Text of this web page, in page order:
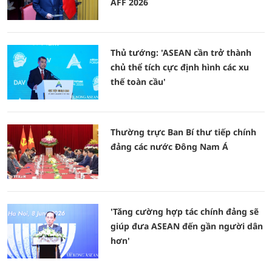
Thủ tướng: 'ASEAN cần trở thành
chủ thể tích cực định hình các xu
thế toàn cầu'
Thường trực Ban Bí thư tiếp chính
đảng các nước Đông Nam Á
'Tăng cường hợp tác chính đảng sẽ
giúp đưa ASEAN đến gần người dân
hơn'